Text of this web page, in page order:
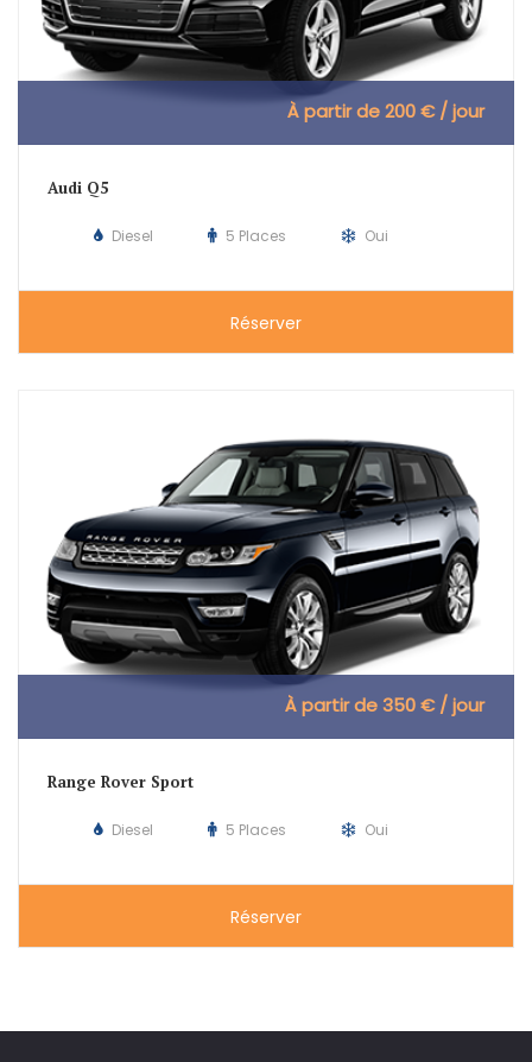
À partir de 200 € / jour
Audi Q5
Diesel 5 Places Oui
Réserver
À partir de 350 € / jour
Range Rover Sport
Diesel 5 Places Oui
Réserver